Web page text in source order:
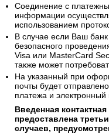
Соединение с
информации
использованием
В случае если Ваш
безопасного
Visa или MasterCard
также может
На указанный при
почты будет
платежа и электронный
Введенная
предоставлена
случаев,